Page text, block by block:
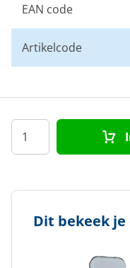
EAN code
Artikelcode
Dit bekeek